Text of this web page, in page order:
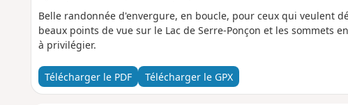
Belle randonnée d'envergure, en boucle, pour ceux qui veulent
beaux points de vue sur le Lac de Serre-Ponçon et les sommets
à privilégier.
Télécharger le PDF Télécharger le GPX